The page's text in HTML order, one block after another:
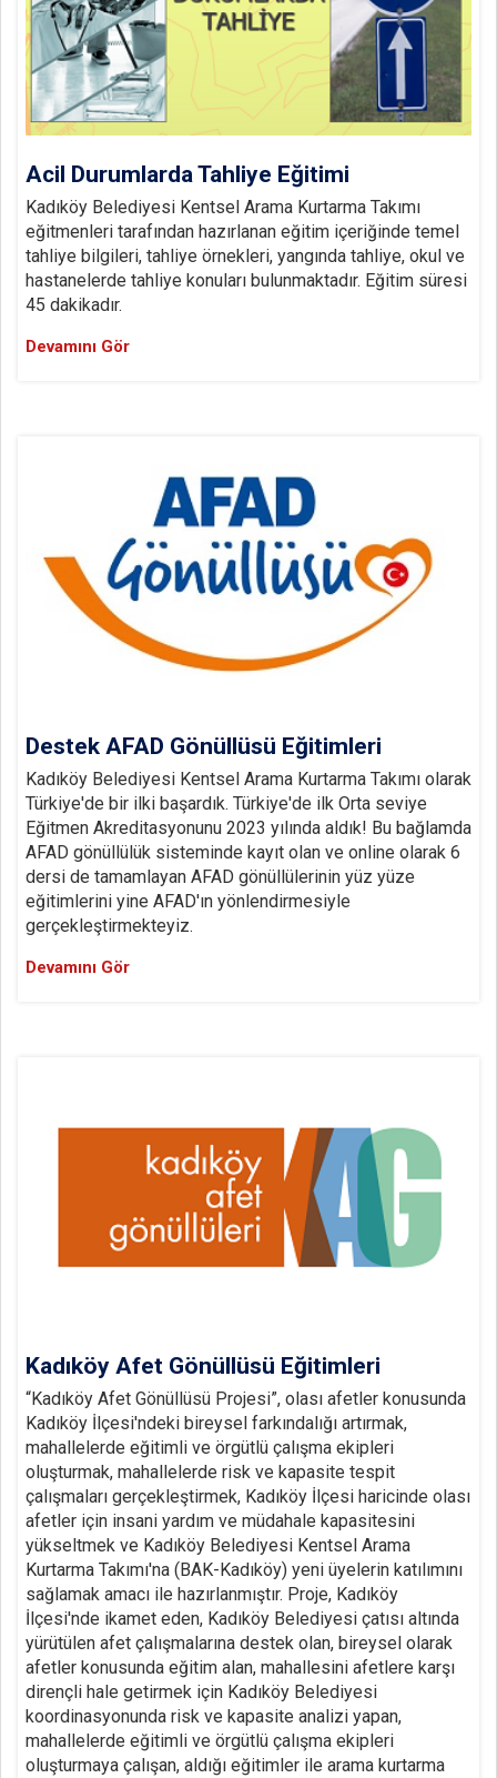
Acil Durumlarda Tahliye Eğitimi
Kadıköy Belediyesi Kentsel Arama Kurtarma Takımı
eğitmenleri tarafından hazırlanan eğitim içeriğinde temel
tahliye bilgileri, tahliye örnekleri, yangında tahliye, okul ve
hastanelerde tahliye konuları bulunmaktadır. Eğitim süresi
45 dakikadır.
Devamını Gör
Destek AFAD Gönüllüsü Eğitimleri
Kadıköy Belediyesi Kentsel Arama Kurtarma Takımı olarak
Türkiye'de bir ilki başardık. Türkiye'de ilk Orta seviye
Eğitmen Akreditasyonunu 2023 yılında aldık! Bu bağlamda
AFAD gönüllülük sisteminde kayıt olan ve online olarak 6
dersi de tamamlayan AFAD gönüllülerinin yüz yüze
eğitimlerini yine AFAD'ın yönlendirmesiyle
gerçekleştirmekteyiz.
Devamını Gör
Kadıköy Afet Gönüllüsü Eğitimleri
“Kadıköy Afet Gönüllüsü Projesi”, olası afetler konusunda
Kadıköy İlçesi'ndeki bireysel farkındalığı artırmak,
mahallelerde eğitimli ve örgütlü çalışma ekipleri
oluşturmak, mahallelerde risk ve kapasite tespit
çalışmaları gerçekleştirmek, Kadıköy İlçesi haricinde olası
afetler için insani yardım ve müdahale kapasitesini
yükseltmek ve Kadıköy Belediyesi Kentsel Arama
Kurtarma Takımı'na (BAK-Kadıköy) yeni üyelerin katılımını
sağlamak amacı ile hazırlanmıştır. Proje, Kadıköy
İlçesi'nde ikamet eden, Kadıköy Belediyesi çatısı altında
yürütülen afet çalışmalarına destek olan, bireysel olarak
afetler konusunda eğitim alan, mahallesini afetlere karşı
dirençli hale getirmek için Kadıköy Belediyesi
koordinasyonunda risk ve kapasite analizi yapan,
mahallelerde eğitimli ve örgütlü çalışma ekipleri
oluşturmaya çalışan, aldığı eğitimler ile arama kurtarma